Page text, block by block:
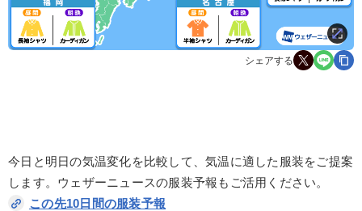
シェアする
今日と明日の気温変化を比較して、気温に適した服装をご提案
します。ウェザーニュースの服装予報もご活用ください。
この先10日間の服装予報